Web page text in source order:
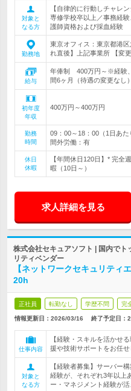
対象と
なる方
【自律的に行動しチャレ
専修学校卒以上／事務経
護師資格および採血経験
勤務地
東京オフィス：東京都港
れ直後】上記事業所 【変
給与
年俸制 400万円～※経験
間6ヶ月（待遇の変更なし）
初年度
年収
400万円～400万円
勤務
時間
09：00～18：00（1日あ
間外労働：有
休日
休暇
【年間休日120日】* 完全
暇（10日～）
求人詳細を見る
株式会社セキュアソフト | 国内で
リティベンダー
【ネットワークセキュリティ
20h
正社員 転勤なし 学歴不問 完
情報更新日：2026/03/16 終了予定日：
仕事内容
【経験・スキルを活かせ
援や技術サポートをお任せ
対象と
なる方
【経験者募集】サーバー
経験が、それぞれ3年以
ー・マネジメント経験が活